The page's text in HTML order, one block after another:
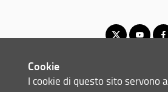
© Copyright 2012-2026 Università
Cookie
I cookie di questo sito servono